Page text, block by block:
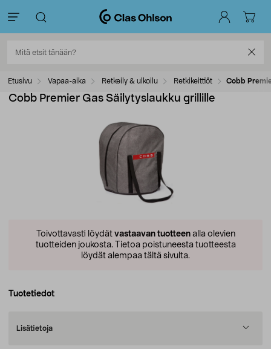
Etusivu Vapaa-aika Retkeily & ulkoilu Retkikeittiöt Cobb
Cobb Premier Gas Säilytyslaukku grillille
Toivottavasti löydät vastaavan tuotteenalla olevien
tuotteiden joukosta. Tietoa poistuneesta tuotteesta
löydät alempaa tältä sivulta.
Tuotetiedot
Lisätietoja